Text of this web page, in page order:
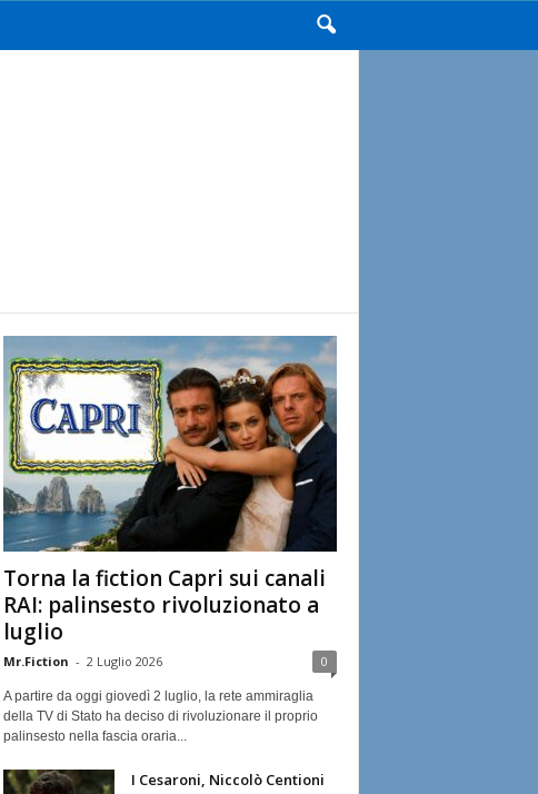
Torna la fiction Capri sui canali
RAI: palinsesto rivoluzionato a
luglio
Mr.Fiction - 2 Luglio 2026 0
A partire da oggi giovedì 2 luglio, la rete ammiraglia
della TV di Stato ha deciso di rivoluzionare il proprio
palinsesto nella fascia oraria...
I Cesaroni, Niccolò Centioni